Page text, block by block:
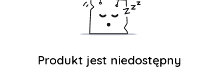
Produkt jest niedostępny